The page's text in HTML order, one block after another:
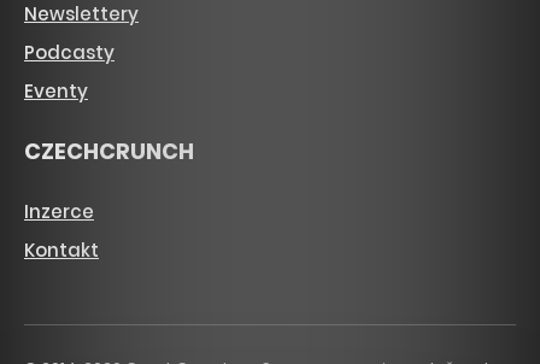
Newslettery
Podcasty
Eventy
CZECHCRUNCH
Inzerce
Kontakt